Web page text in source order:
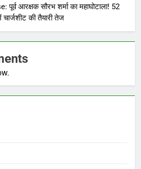
आरक्षक सौरभ शर्मा का महाघोटाला! 52
की तैयारी तेज